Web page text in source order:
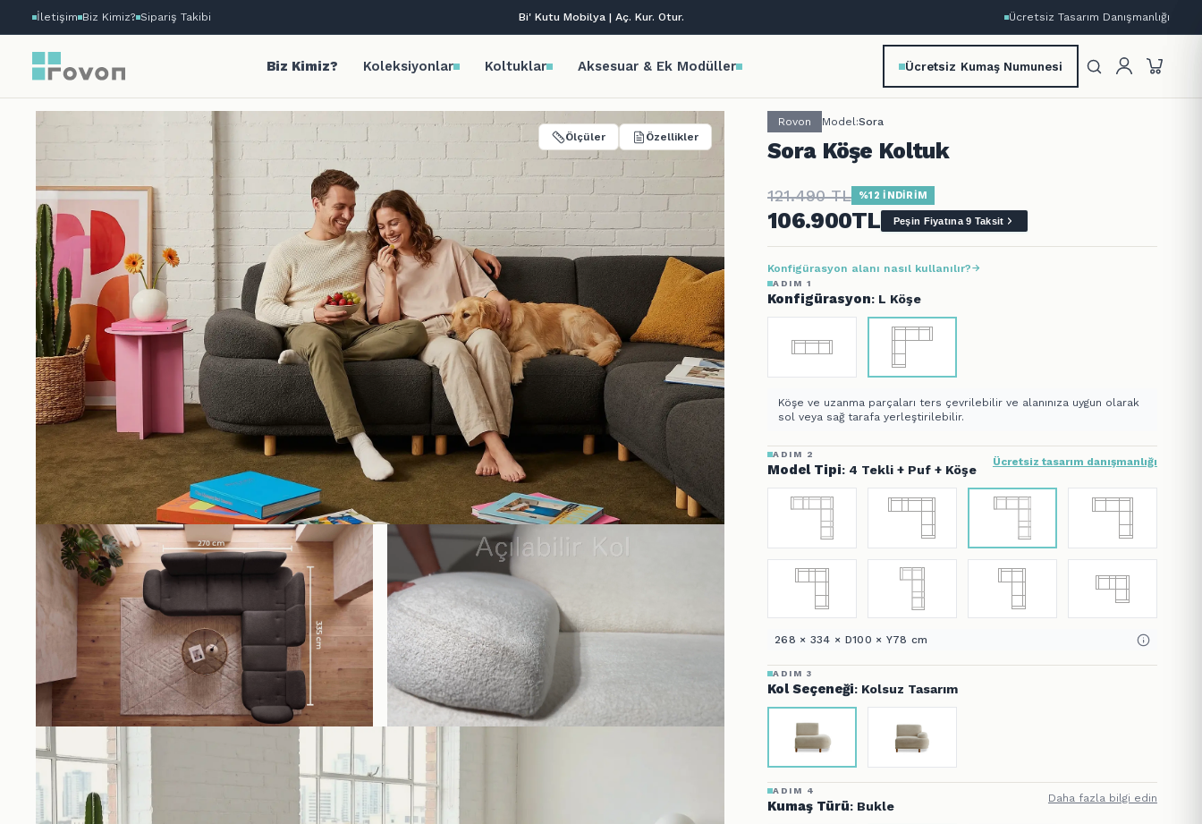
İletişim Biz Kimiz? Sipariş Takibi Tüm kredi kartlarına vade farksız 9 taksit! Ücretsiz Tasarım Danışmanlığı
Biz Kimiz? Koleksiyonlar Koltuklar Aksesuar & Ek Modüller Ücretsiz Kumaş Numunesi
Ölçüler Özellikler
Rovon Model:Sora
Sora Köşe Koltuk
121.490TL %12 İNDİRİM
106.900TL Peşin Fiyatına 9 Taksit
Konfigürasyon alanı nasıl kullanılır?
ADIM 1
Konfigürasyon: L Köşe
Köşe ve uzanma parçaları ters çevrilebilir ve alanınıza uygun olarak
sol veya sağ tarafa yerleştirilebilir.
ADIM 2
Model Tipi: 4 Tekli + Puf + Köşe
Ücretsiz tasarım danışmanlığı
268 × 334 × D100 × Y78 cm
ADIM 3
Kol Seçeneği: Kolsuz Tasarım
ADIM 4
Kumaş Türü: Bukle
Daha fazla bilgi edin